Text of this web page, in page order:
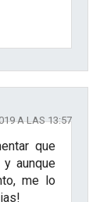
A LAS 13:57
que
aunque
me lo